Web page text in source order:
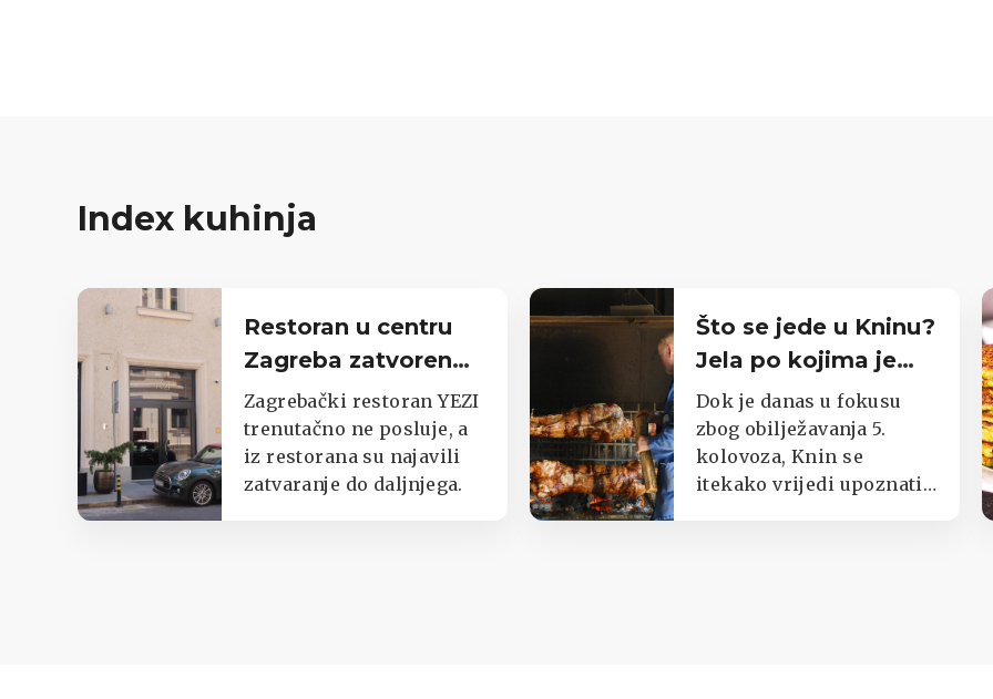
Index kuhinja
Restoran u centru
Zagreba zatvoren
do daljnjega,
oglasili se iz lokala
Zagrebački restoran YEZI
trenutačno ne posluje, a
iz restorana su najavili
zatvaranje do daljnjega.
Što se jede u Kninu?
Jela po kojima je
poznat cijeli kraj
Dok je danas u fokusu
zbog obilježavanja 5.
kolovoza, Knin se
itekako vrijedi upoznati i